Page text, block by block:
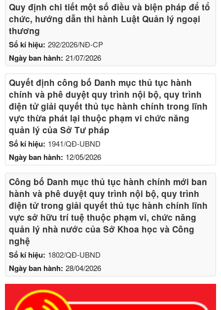
Số kí hiệu: 292/2026/NĐ-CP
Ngày ban hành: 21/07/2026
Quy định chi tiết một số điều và biện pháp để tổ
chức, hướng dẫn thi hành Luật Quản lý ngoại
thương
Số kí hiệu: 1941/QĐ-UBND
Ngày ban hành: 12/05/2026
Quyết định công bố Danh mục thủ tục hành
chính và phê duyệt quy trình nội bộ, quy trình
điện tử giải quyết thủ tục hành chính trong lĩnh
vực thừa phát lại thuộc phạm vi chức năng
quản lý của Sở Tư pháp
Số kí hiệu: 1802/QĐ-UBND
Ngày ban hành: 28/04/2026
Công bố Danh mục thủ tục hành chính mới ban
hành và phê duyệt quy trình nội bộ, quy trình
điện tử trong giải quyết thủ tục hành chính lĩnh
vực sở hữu trí tuệ thuộc phạm vi, chức năng
quản lý nhà nước của Sở Khoa học và Công
nghệ